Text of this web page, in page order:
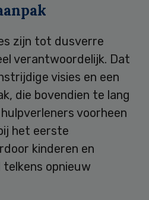
zijn tot dusverre
verantwoordelijk. Dat
visies en een
die bovendien te lang
voorheen
het eerste
kinderen en
opnieuw